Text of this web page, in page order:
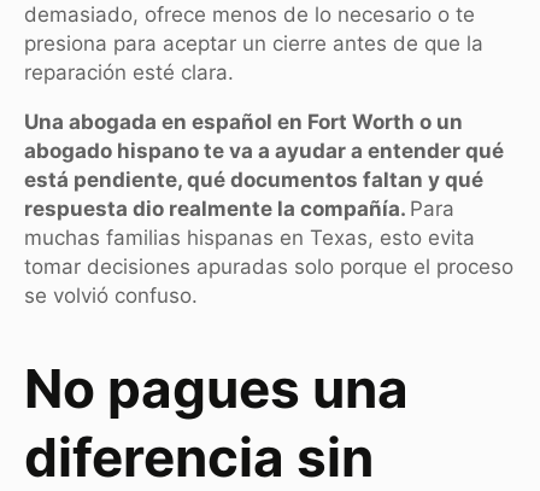
demasiado, ofrece menos de lo necesario o te
presiona para aceptar un cierre antes de que la
reparación esté clara.
Una abogada en español en Fort Worth o un
abogado hispano te va a ayudar a entender qué
está pendiente, qué documentos faltan y qué
respuesta dio realmente la compañía. Para
muchas familias hispanas en Texas, esto evita
tomar decisiones apuradas solo porque el proceso
se volvió confuso.
No pagues una
diferencia sin